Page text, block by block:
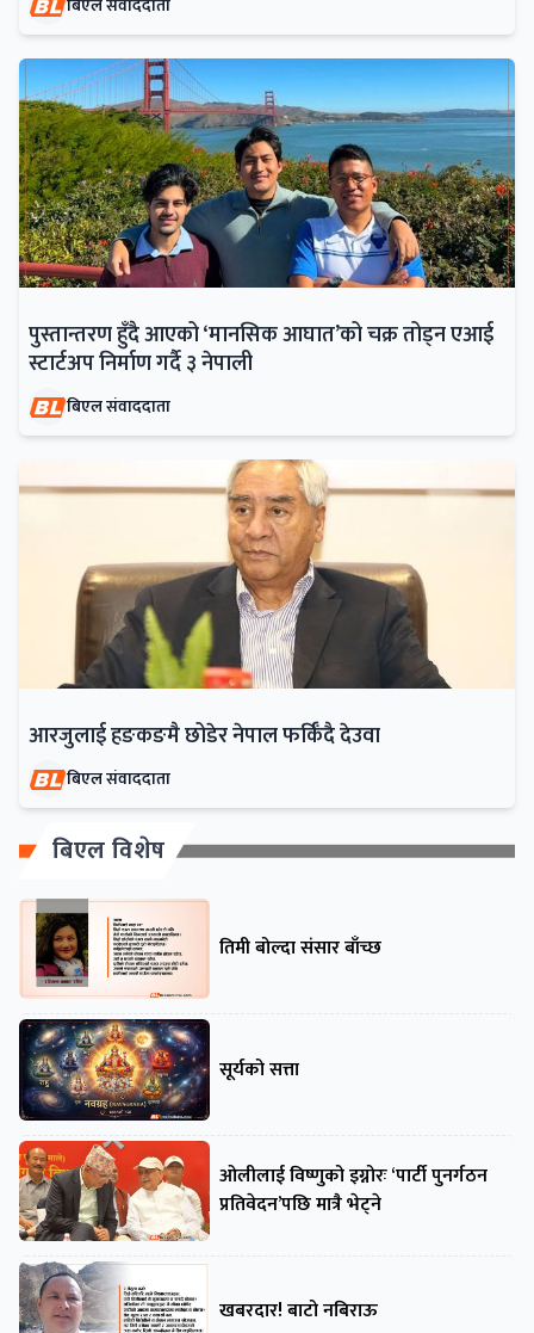
बिएल संवाददाता
पुस्तान्तरण हुँदै आएको ‘मानसिक आघात’को चक्र तोड्न एआई
स्टार्टअप निर्माण गर्दै ३ नेपाली
बिएल संवाददाता
आरजुलाई हङकङमै छोडेर नेपाल फर्किँदै देउवा
बिएल संवाददाता
बिएल विशेष
तिमी बोल्दा संसार बाँच्छ
सूर्यको सत्ता
ओलीलाई विष्णुको इग्नोरः ‘पार्टी पुनर्गठन
प्रतिवेदन’पछि मात्रै भेट्ने
खबरदार! बाटो नबिराऊ